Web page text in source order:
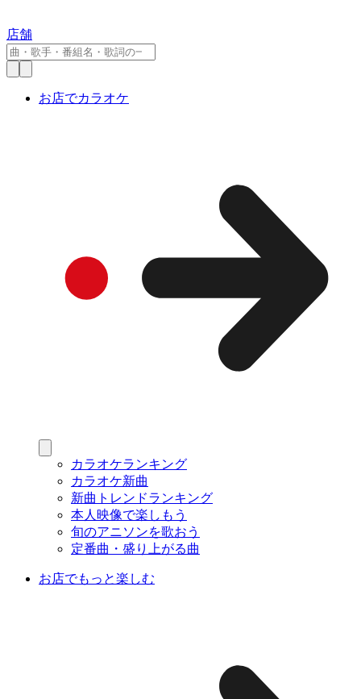
店舗
お店でカラオケ
カラオケランキング
カラオケ新曲
新曲トレンドランキング
本人映像で楽しもう
旬のアニソンを歌おう
定番曲・盛り上がる曲
お店でもっと楽しむ